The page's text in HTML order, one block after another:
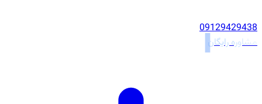
09129429438
مشاوره رایگان